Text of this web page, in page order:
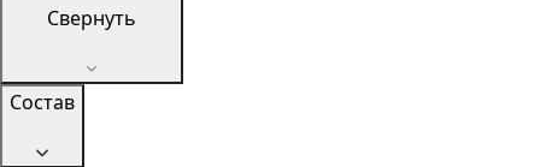
Свернуть
Состав